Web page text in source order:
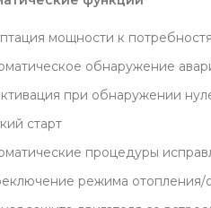
мощности к
обнаружение
при обнаружении
старт
процедуры
режима отопления/